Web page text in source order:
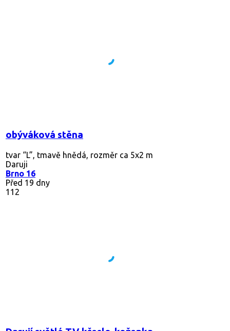
obýváková stěna
tvar “L”, tmavě hnědá, rozměr ca 5x2 m
Daruji
Brno 16
Před 19 dny
112